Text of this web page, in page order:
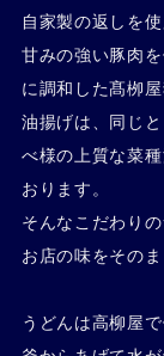
自家製の返しを
甘みの強い豚肉
に調和した髙栁
油揚げは、同じ
べ様の上質な菜
おります。
そんなこだわり
お店の味をその
うどんは高柳屋